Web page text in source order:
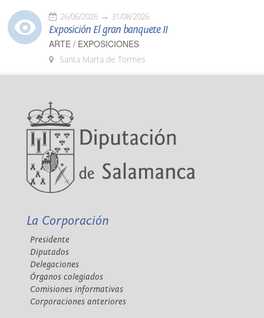
26/06/2026 31/08/2026
Exposición El gran banquete II
ARTE / EXPOSICIONES
Santa Marta de Tormes
La Corporación
Presidente
Diputados
Delegaciones
Órganos colegiados
Comisiones informativas
Corporaciones anteriores